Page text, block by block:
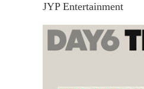
JYP Entertainment